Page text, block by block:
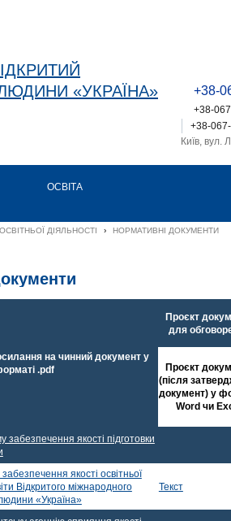
«УКРАЇНА»
+38-
+38-
+38-
Київ, вул.
ОСВІТА
ДІЯЛЬНОСТІ › НОРМАТИВНІ ДОКУМЕНТИ
на чинний документ у
.pdf
Проєкт
для
Проєкт
(після
документ) у
Word чи
якості підготовки
якості освітньої
Відкритого міжнародного
«Україна»
Текст